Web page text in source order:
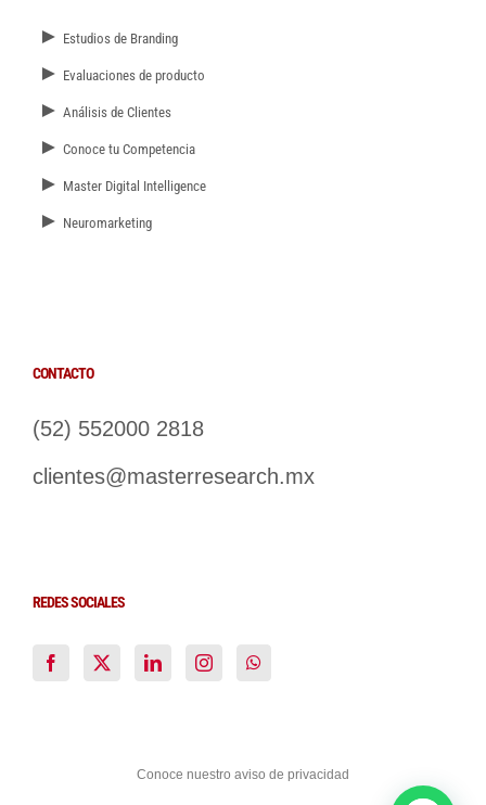
► Estudios de Branding
► Evaluaciones de producto
► Análisis de Clientes
► Conoce tu Competencia
► Master Digital Intelligence
► Neuromarketing
CONTACTO
(52) 552000 2818
clientes@masterresearch.mx
REDES SOCIALES
Conoce nuestro aviso de privacidad